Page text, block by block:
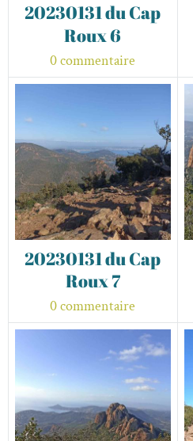
20230131 du Cap
Roux 6
0 commentaire
20230131 du Cap
Roux 7
0 commentaire